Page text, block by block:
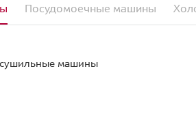
Посудомоечные машины
машины